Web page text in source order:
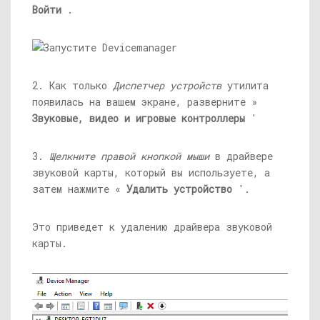
Войти .
2. Как только Диспетчер устройствутилита
появилась на вашем экране, разверните »
Звуковые, видео и игровые контроллеры '
3. Щелкните правой кнопкой мышив драйвере
звуковой карты, который вы используете, а
затем нажмите « Удалить устройство '.
Это приведет к удалению драйвера звуковой
карты.